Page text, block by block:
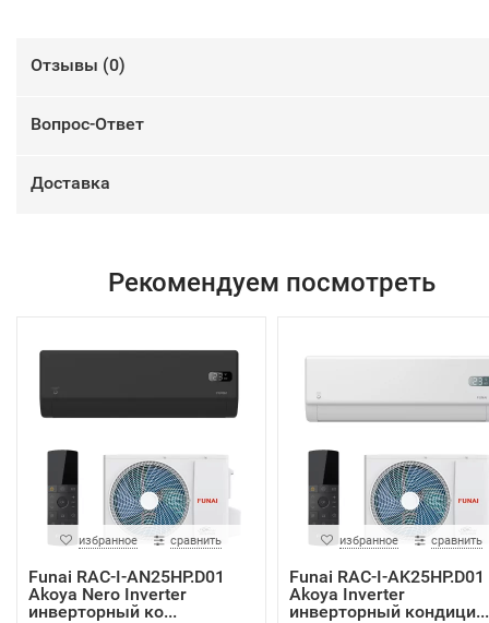
Отзывы (0)
Вопрос-Ответ
Доставка
Рекомендуем посмотреть
избранное сравнить
Funai RAC-I-AN25HP.D01
Akoya Nero Inverter
инверторный ко...
избранное сравнить
Funai RAC-I-AK25HP.D01
Akoya Inverter
инверторный кондици...